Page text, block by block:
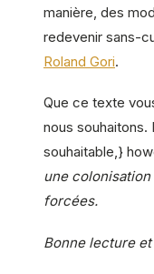
manière, des
redevenir sans-
Roland Gori.
Que ce texte
nous souhaitons.
souhaitable,}
une
forcées.
Bonne lecture